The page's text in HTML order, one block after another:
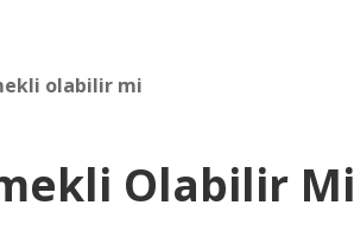
olabilir mi
Olabilir Mi